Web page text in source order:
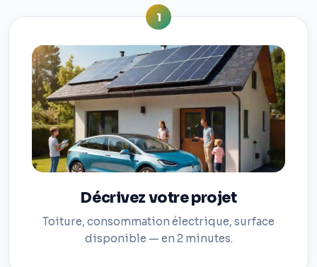
1
Décrivez votre projet
Toiture, consommation électrique, surface
disponible — en 2 minutes.